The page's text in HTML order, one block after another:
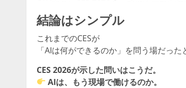
結論はシンプル
これまでのCESが
「AIは何ができるのか」を問う場だった
CES 2026が示した問いはこうだ。
AIは、もう現場で働けるのか。